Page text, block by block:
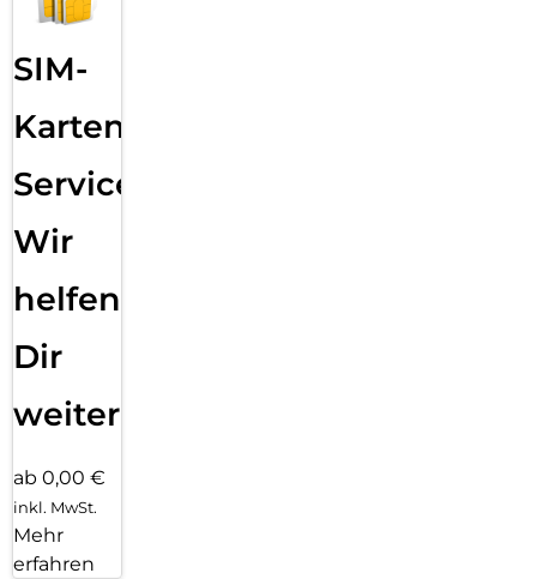
SIM-
Karten
Service:
Wir
helfen
Dir
weiter
ab 0,00 €
inkl. MwSt.
Mehr
erfahren